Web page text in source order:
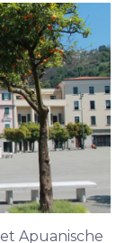
Apuanische